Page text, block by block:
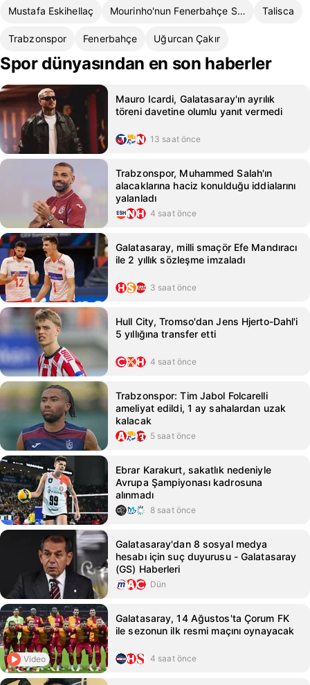
Mustafa Eskihellaç Mourinho'nun Fenerbahçe Stratejileri Talisca
Trabzonspor Fenerbahçe Uğurcan Çakır
Spor dünyasından en son haberler
Mauro Icardi, Galatasaray'ın ayrılık
töreni davetine olumlu yanıt vermedi
13 saat önce
Trabzonspor, Muhammed Salah'ın
alacaklarına haciz konulduğu iddialarını
yalanladı
4 saat önce
Galatasaray, milli smaçör Efe Mandıracı
ile 2 yıllık sözleşme imzaladı
3 saat önce
Hull City, Tromso'dan Jens Hjerto-Dahl'i
5 yıllığına transfer etti
4 saat önce
Trabzonspor: Tim Jabol Folcarelli
ameliyat edildi, 1 ay sahalardan uzak
kalacak
5 saat önce
Ebrar Karakurt, sakatlık nedeniyle
Avrupa Şampiyonası kadrosuna
alınmadı
8 saat önce
Galatasaray'dan 8 sosyal medya
hesabı için suç duyurusu - Galatasaray
(GS) Haberleri
Dün
Video
Galatasaray, 14 Ağustos'ta Çorum FK
ile sezonun ilk resmi maçını oynayacak
4 saat önce